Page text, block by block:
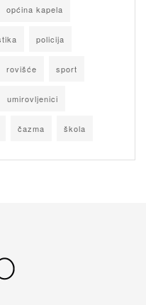
općina kapela
policija
rovišće sport
umirovljenici
čazma škola